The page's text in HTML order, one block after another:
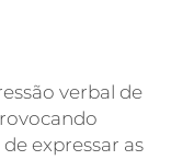
verbal de
expressar as